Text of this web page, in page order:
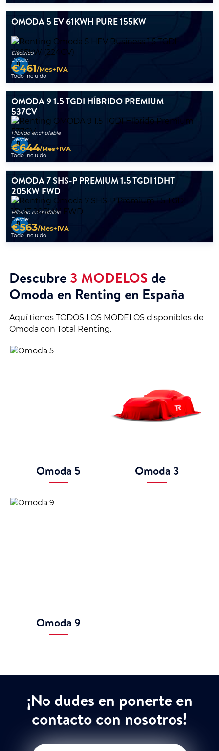
OMODA 5 EV 61KWH PURE 155KW
Eléctrico
Desde:
€461/Mes+IVA
Todo incluido
OMODA 9 1.5 TGDI HÍBRIDO PREMIUM
537CV
Híbrido enchufable
Desde:
€644/Mes+IVA
Todo incluido
OMODA 7 SHS-P PREMIUM 1.5 TGDI 1DHT
205KW FWD
Híbrido enchufable
Desde:
€563/Mes+IVA
Todo incluido
Descubre 3 MODELOS de
Omoda en Renting en España
Aquí tienes TODOS LOS MODELOS disponibles de
Omoda con Total Renting.
Omoda 5 Omoda 3
Omoda 9
¡No dudes en ponerte en
contacto con nosotros!